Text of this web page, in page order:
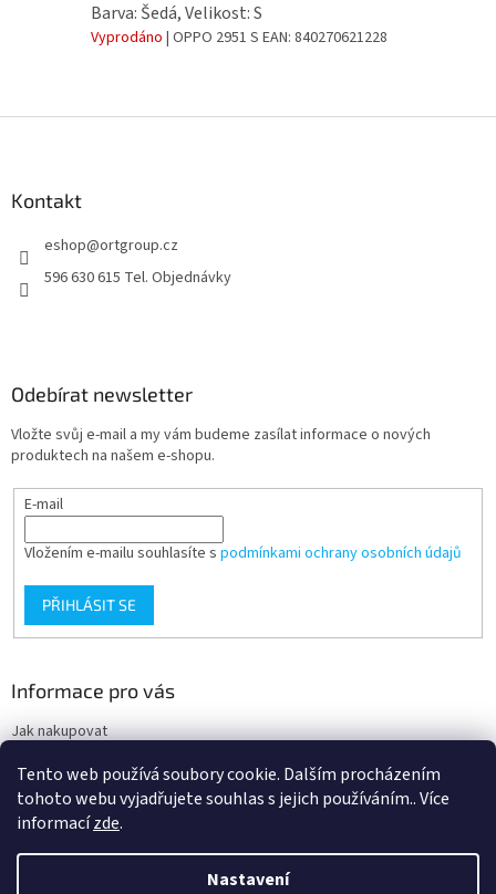
Tento web používá soubory cookie. Dalším procházením
tohoto webu vyjadřujete souhlas s jejich používáním.. Více
informacízde.
Nastavení
Barva: Šedá, Velikost: S
Vyprodáno | OPPO 2951 S EAN: 840270621228
Kontakt
eshop@ortgroup.cz
596 630 615 Tel. Objednávky
Odebírat newsletter
Vložte svůj e-mail a my vám budeme zasílat informace o nových
produktech na našem e-shopu.
E-mail
Vložením e-mailu souhlasíte s podmínkami ochrany osobních údajů
PŘIHLÁSIT SE
Informace pro vás
Jak nakupovat
Podmínky ochrany osobních údajů
Vytvořil Shoptet